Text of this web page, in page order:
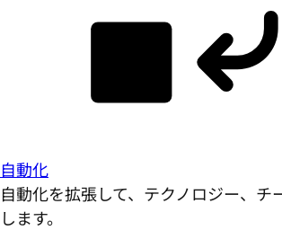
自動化
自動化を拡張して、テクノロジー、チ
します。